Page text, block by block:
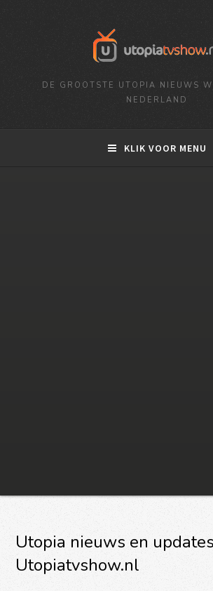
DE GROOTSTE UTOPIA NIEUWS
NEDERLAND
KLIK VOOR MENU
Utopia nieuws en
Utopiatvshow.nl